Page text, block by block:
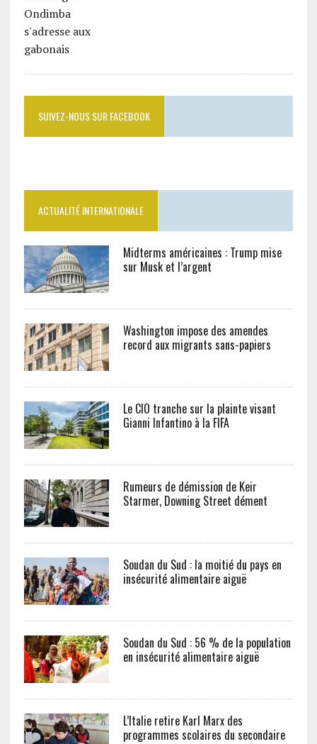
SUIVEZ-NOUS SUR FACEBOOK
ACTUALITÉ INTERNATIONALE
Midterms américaines : Trump mise
sur Musk et l’argent
Washington impose des amendes
record aux migrants sans-papiers
Le CIO tranche sur la plainte visant
Gianni Infantino à la FIFA
Rumeurs de démission de Keir
Starmer, Downing Street dément
Soudan du Sud : la moitié du pays en
insécurité alimentaire aiguë
Soudan du Sud : 56 % de la population
en insécurité alimentaire aiguë
L’Italie retire Karl Marx des
programmes scolaires du secondaire